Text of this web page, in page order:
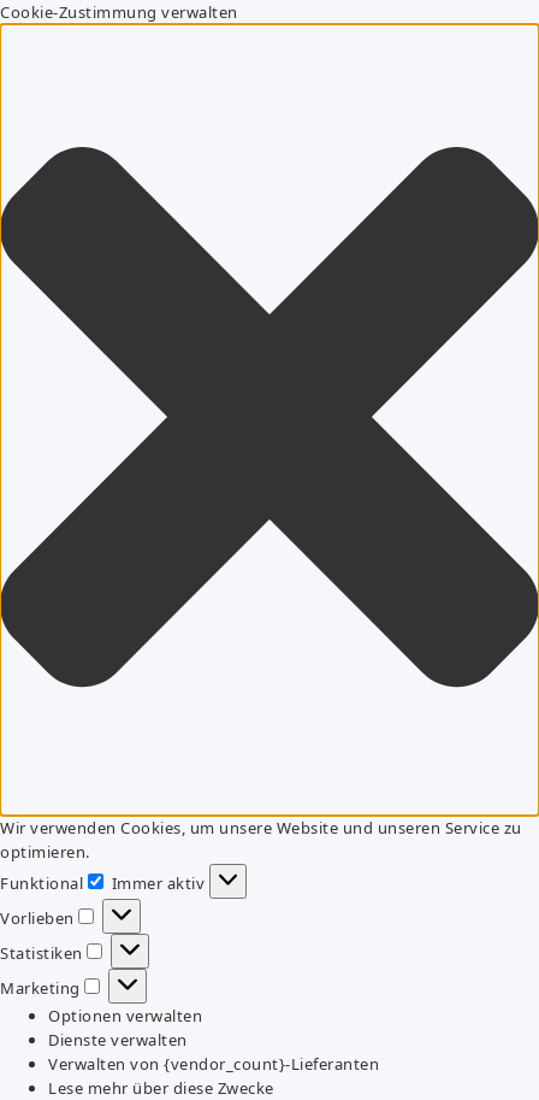
Cookie-Zustimmung verwalten
Wir verwenden Cookies, um unsere Website und unseren Service zu
optimieren.
Funktional
Funktional
Immer aktiv
Vorlieben
Vorlieben
Statistiken
Statistiken
Marketing
Marketing
Optionen verwalten
Dienste verwalten
Verwalten von {vendor_count}-Lieferanten
Lese mehr über diese Zwecke